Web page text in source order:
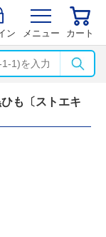
ン メニュー カート
も〔ストエキ